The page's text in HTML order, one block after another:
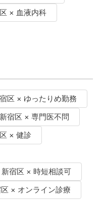
× 血液内科
区 × ゆったりめ勤務
新宿区 × 専門医不問
× 健診
新宿区 × 時短相談可
× オンライン診療